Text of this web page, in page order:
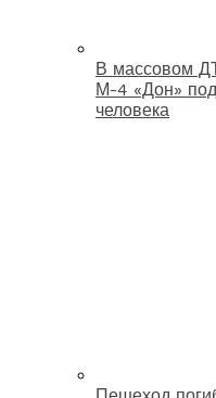
В массовом
М-4 «Дон»
человека